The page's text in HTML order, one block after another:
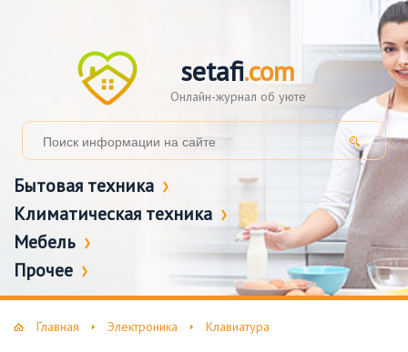
setafi.com
Онлайн-журнал об уюте
Бытовая техника
Климатическая техника
Мебель
Прочее
Главная Электроника Клавиатура